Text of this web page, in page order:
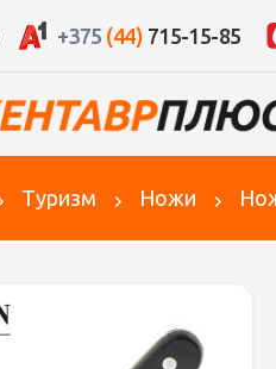
+375 (44) 715-15-85
Туризм Ножи